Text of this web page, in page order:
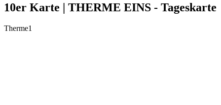
10er Karte | THERME EINS - Tageskarte
Therme1